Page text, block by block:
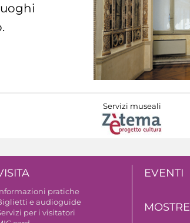
Servizi museali
pratiche
e audioguide
per i visitatori
EVENTI
MOSTRE